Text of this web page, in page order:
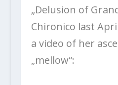
„Delusion of
Chironico last
a video of her
„mellow“: